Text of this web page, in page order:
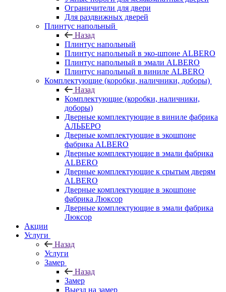
Ограничители для двери
Для раздвижных дверей
Плинтус напольный
Назад
Плинтус напольный
Плинтус напольный в эко-шпоне ALBERO
Плинтус напольный в эмали ALBERO
Плинтус напольный в виниле ALBERO
Комплектующие (коробки, наличники, доборы)
Назад
Комплектующие (коробки, наличники,
доборы)
Дверные комплектующие в виниле фабрика
АЛЬБЕРО
Дверные комплектующие в экошпоне
фабрика ALBERO
Дверные комплектующие в эмали фабрика
ALBERO
Дверные комплектующие к срытым дверям
ALBERO
Дверные комплектующие в экошпоне
фабрика Люксор
Дверные комплектующие в эмали фабрика
Люксор
Акции
Услуги
Назад
Услуги
Замер
Назад
Замер
Выезд на замер